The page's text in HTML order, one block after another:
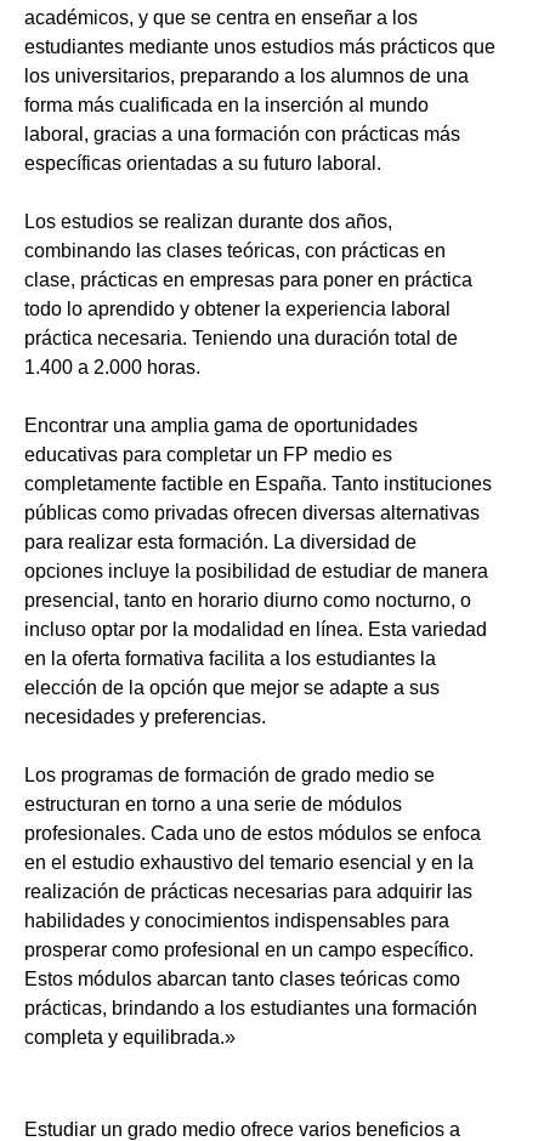
académicos, y que se centra en enseñar a los
estudiantes mediante unos estudios más prácticos que
los universitarios, preparando a los alumnos de una
forma más cualificada en la inserción al mundo
laboral, gracias a una formación con prácticas más
específicas orientadas a su futuro laboral.
Los estudios se realizan durante dos años,
combinando las clases teóricas, con prácticas en
clase, prácticas en empresas para poner en práctica
todo lo aprendido y obtener la experiencia laboral
práctica necesaria. Teniendo una duración total de
1.400 a 2.000 horas.
Encontrar una amplia gama de oportunidades
educativas para completar un FP medio es
completamente factible en España. Tanto instituciones
públicas como privadas ofrecen diversas alternativas
para realizar esta formación. La diversidad de
opciones incluye la posibilidad de estudiar de manera
presencial, tanto en horario diurno como nocturno, o
incluso optar por la modalidad en línea. Esta variedad
en la oferta formativa facilita a los estudiantes la
elección de la opción que mejor se adapte a sus
necesidades y preferencias.
Los programas de formación de grado medio se
estructuran en torno a una serie de módulos
profesionales. Cada uno de estos módulos se enfoca
en el estudio exhaustivo del temario esencial y en la
realización de prácticas necesarias para adquirir las
habilidades y conocimientos indispensables para
prosperar como profesional en un campo específico.
Estos módulos abarcan tanto clases teóricas como
prácticas, brindando a los estudiantes una formación
completa y equilibrada.»
Estudiar un grado medio ofrece varios beneficios a